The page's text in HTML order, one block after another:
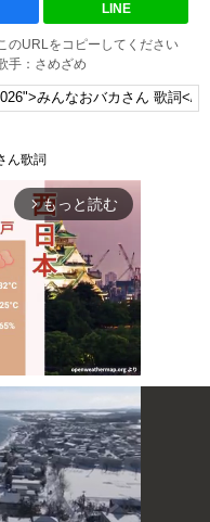
LINE
のURLをコピーしてください
手：さめざめ
ん歌詞
arrow_forward_ios もっと読む
Mute